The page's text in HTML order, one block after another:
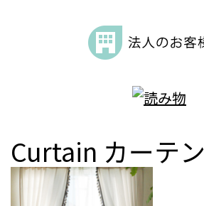
Curtain カーテン